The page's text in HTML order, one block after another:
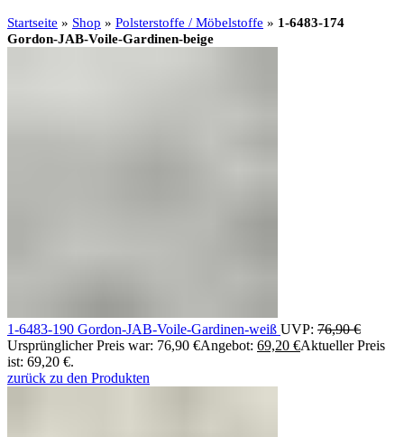
Startseite » Shop » Polsterstoffe / Möbelstoffe » 1-6483-174
Gordon-JAB-Voile-Gardinen-beige
1-6483-190 Gordon-JAB-Voile-Gardinen-weiß UVP: 76,90€
Ursprünglicher Preis war: 76,90 €Angebot: 69,20 €Aktueller Preis
ist: 69,20 €.
zurück zu den Produkten